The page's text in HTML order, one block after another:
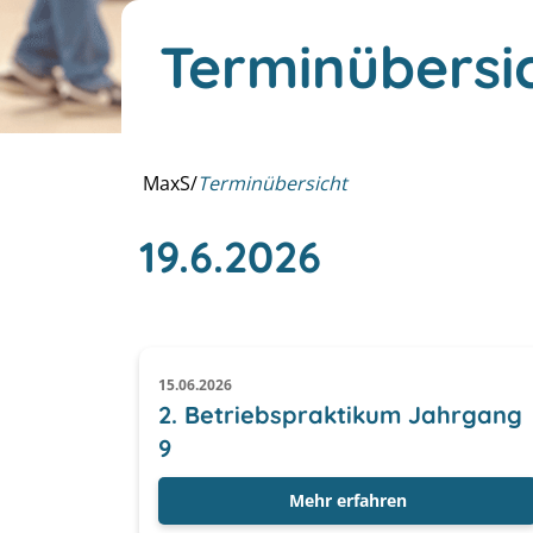
MaxS/Terminübersicht
19.6.2026
15.06.2026
2. Betriebspraktikum Jahrgang
9
Mehr erfahren